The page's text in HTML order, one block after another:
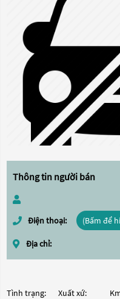
Thông tin người bán
Điện thoại: (Bấm để
Địa chỉ:
Tình trạng: Xuất xứ: